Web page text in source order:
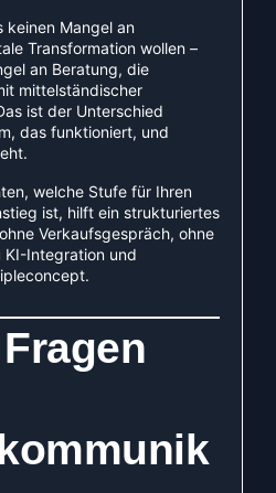
keinen Mangel an
Transformation wollen –
an Beratung, die
mittelständischer
ist der Unterschied
das funktioniert, und
welche Stufe für Ihren
ist, hilft ein strukturiertes
Verkaufsgespräch, ohne
KI-Integration und